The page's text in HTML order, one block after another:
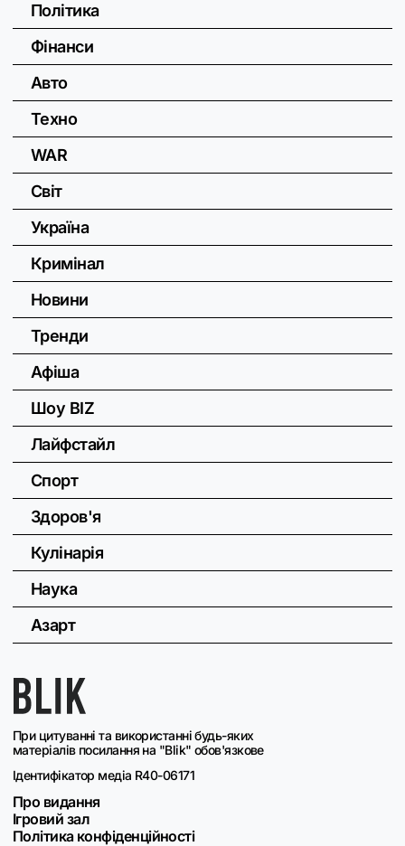
При цитуванні та використанні будь-яких
матеріалів посилання на "Blik" обов'язкове
Ідентифікатор медіа R40-06171
Про видання
Ігровий зал
Політика конфіденційності
Політика
Фінанси
Авто
Техно
WAR
Світ
Україна
Кримінал
Новини
Тренди
Афіша
Шоу BIZ
Лайфстайл
Спорт
Здоров'я
Кулінарія
Наука
Азарт